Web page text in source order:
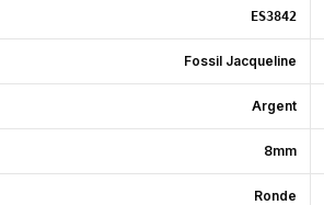
ES3842
Fossil Jacqueline
Argent
8mm
Ronde